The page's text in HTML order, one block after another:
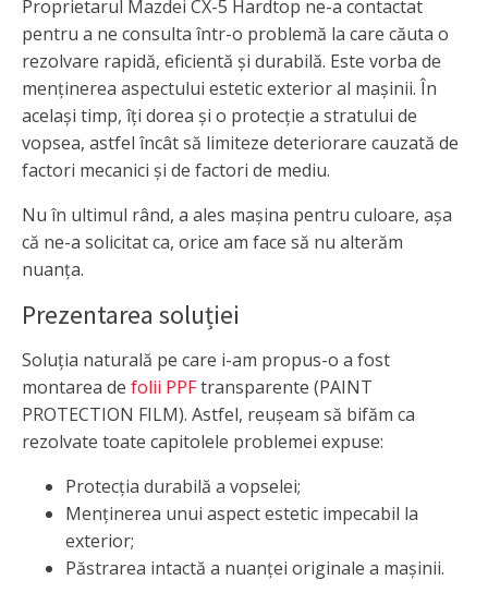
Proprietarul Mazdei CX-5 Hardtop ne-a contactat
pentru a ne consulta într-o problemă la care căuta o
rezolvare rapidă, eficientă și durabilă. Este vorba de
menținerea aspectului estetic exterior al mașinii. În
același timp, îți dorea și o protecție a stratului de
vopsea, astfel încât să limiteze deteriorare cauzată de
factori mecanici și de factori de mediu.
Nu în ultimul rând, a ales mașina pentru culoare, așa
că ne-a solicitat ca, orice am face să nu alterăm
nuanța.
Prezentarea soluției
Soluția naturală pe care i-am propus-o a fost
montarea de folii PPFtransparente (PAINT
PROTECTION FILM). Astfel, reușeam să bifăm ca
rezolvate toate capitolele problemei expuse:
Protecția durabilă a vopselei;
Menținerea unui aspect estetic impecabil la
exterior;
Păstrarea intactă a nuanței originale a mașinii.